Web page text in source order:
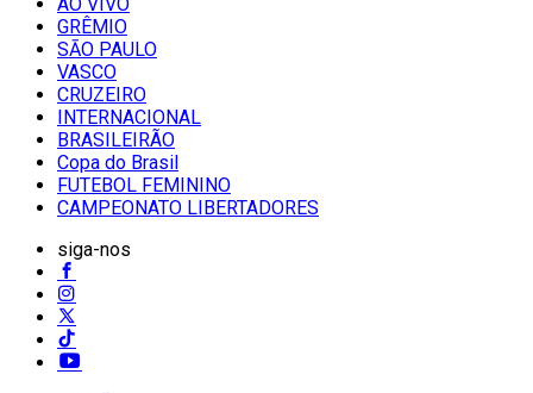
GRÊMIO
SĀO PAULO
VASCO
CRUZEIRO
INTERNACIONAL
BRASILEIRÃO
Copa do Brasil
FUTEBOL FEMININO
CAMPEONATO LIBERTADORES
siga-nos